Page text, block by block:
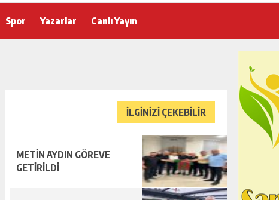
Spor Yazarlar Canlı Yayın
İLGİNİZİ ÇEKEBİLİR
METİN AYDIN GÖREVE
GETİRİLDİ